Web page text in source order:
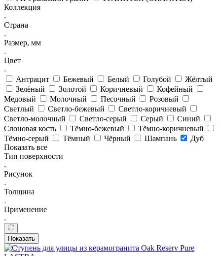
Коллекция
Страна
Размер, мм
Цвет
Антрацит Бежевый Белый Голубой
Жёлтый
Зелёный
Золотой Коричневый
Кофейный
Медовый
Молочный Песочный
Розовый
Светлый
Светло-бежевый
Светло-коричневый
Светло-молочный
Светло-серый Серый
Синий
Слоновая кость
Тёмно-бежевый
Тёмно-коричневый
Тёмно-серый
Тёмный Чёрный Шампань
Дуб
Показать все
Тип поверхности
Рисунок
Толщина
Применение
Показать